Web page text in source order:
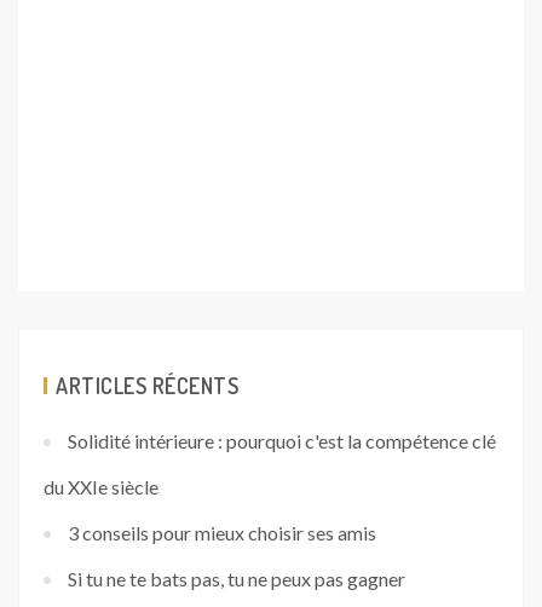
ARTICLES RÉCENTS
Solidité intérieure : pourquoi c'est la compétence clé
du XXIe siècle
3 conseils pour mieux choisir ses amis
Si tu ne te bats pas, tu ne peux pas gagner